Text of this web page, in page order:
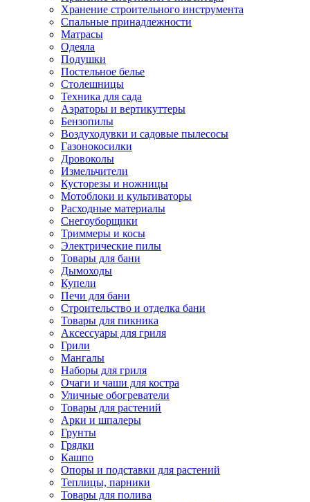
Хранение строительного инструмента
Спальные принадлежности
Матрасы
Одеяла
Подушки
Постельное белье
Столешницы
Техника для сада
Аэраторы и вертикуттеры
Бензопилы
Воздуходувки и садовые пылесосы
Газонокосилки
Дровоколы
Измельчители
Кусторезы и ножницы
Мотоблоки и культиваторы
Расходные материалы
Снегоуборщики
Триммеры и косы
Электрические пилы
Товары для бани
Дымоходы
Купели
Печи для бани
Строительство и отделка бани
Товары для пикника
Аксессуары для гриля
Грили
Мангалы
Наборы для гриля
Очаги и чаши для костра
Уличные обогреватели
Товары для растений
Арки и шпалеры
Грунты
Грядки
Кашпо
Опоры и подставки для растений
Теплицы, парники
Товары для полива